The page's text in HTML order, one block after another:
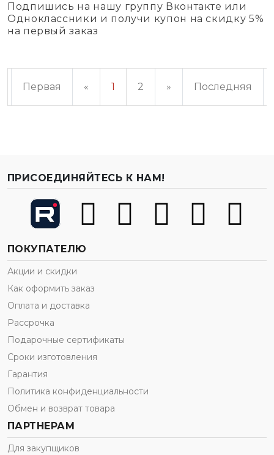
Подпишись на нашу группу Вконтакте или
Одноклассники и получи купон на скидку 5%
на первый заказ
Первая « 1 2 » Последняя
ПРИСОЕДИНЯЙТЕСЬ К НАМ!
ПОКУПАТЕЛЮ
Акции и скидки
Как оформить заказ
Оплата и доставка
Рассрочка
Подарочные сертификаты
Сроки изготовления
Гарантия
Политика конфиденциальности
Обмен и возврат товара
ПАРТНЕРАМ
Для закупщиков